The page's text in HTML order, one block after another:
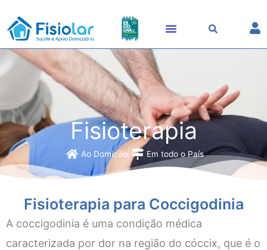
content
Fisioterapia
Ao Domicílio Em todo o País
Fisioterapia para Coccigodinia
A coccigodinia é uma condição médica
caracterizada por dor na região do cóccix, que é o